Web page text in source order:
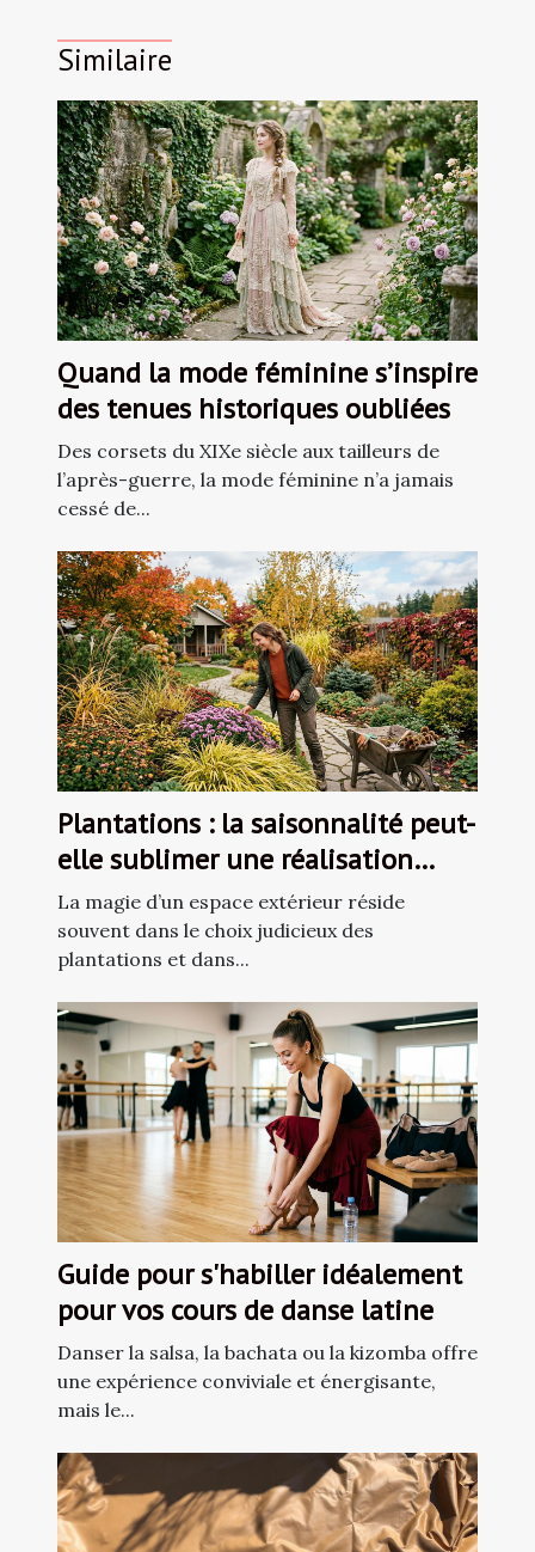
Similaire
Quand la mode féminine s’inspire
des tenues historiques oubliées
Des corsets du XIXe siècle aux tailleurs de
l’après-guerre, la mode féminine n’a jamais
cessé de...
Plantations : la saisonnalité peut-
elle sublimer une réalisation
paysagère ?
La magie d’un espace extérieur réside
souvent dans le choix judicieux des
plantations et dans...
Guide pour s'habiller idéalement
pour vos cours de danse latine
Danser la salsa, la bachata ou la kizomba offre
une expérience conviviale et énergisante,
mais le...